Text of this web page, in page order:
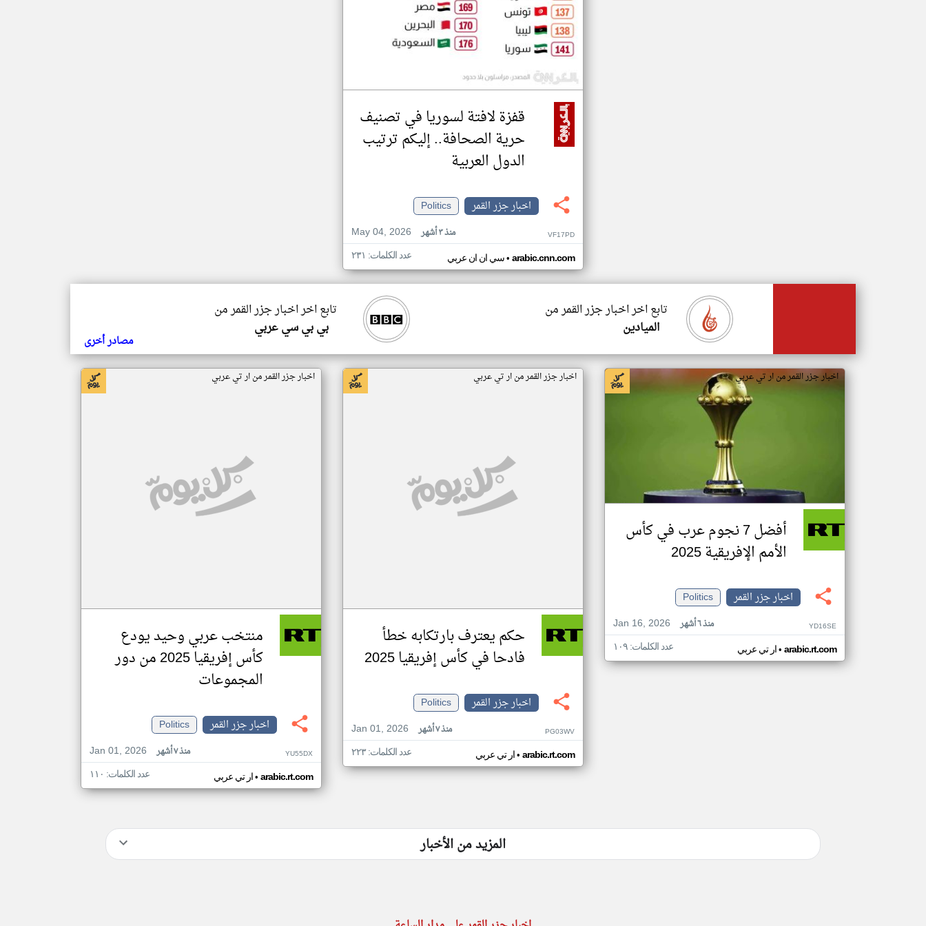
قفزة لافتة لسوريا في تصنيف
حرية الصحافة.. إليكم ترتيب
الدول العربية
اخبار جزر القمر
Politics
May 04, 2026
منذ ٣ أشهر VF17PD
سي ان ان عربي• arabic.cnn.com عدد الكلمات: ٢٣١
تابع اخر اخبار جزر القمر من
بي بي سي عربي
تابع اخر اخبار جزر القمر من
الميادين
مصادر أخرى
اخبار جزر القمر من ار تي عربي
أفضل 7 نجوم عرب في كأس
الأمم الإفريقية 2025
اخبار جزر القمر
Politics
Jan 16, 2026
منذ ٦ أشهر YD16SE
ار تي عربي• arabic.rt.com عدد الكلمات: ١٠٩
اخبار جزر القمر من ار تي عربي
حكم يعترف بارتكابه خطأ
فادحا في كأس إفريقيا 2025
اخبار جزر القمر
Politics
Jan 01, 2026
منذ ٧ أشهر PG03WV
ار تي عربي• arabic.rt.com عدد الكلمات: ٢٢٣
اخبار جزر القمر من ار تي عربي
منتخب عربي وحيد يودع
كأس إفريقيا 2025 من دور
المجموعات
اخبار جزر القمر
Politics
Jan 01, 2026
منذ ٧ أشهر YU55DX
ار تي عربي• arabic.rt.com عدد الكلمات: ١١٠
المزيد من الأخبار